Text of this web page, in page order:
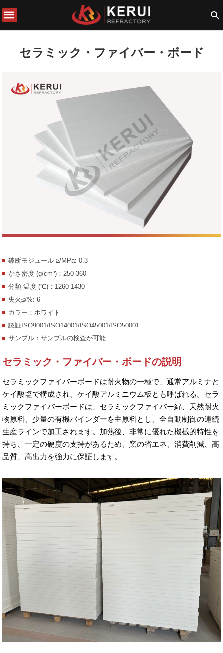
セラミック・ファイバー・ボード
破断モジュール ≥/MPa: 0.3
かさ密度 (g/cm³)：250-360
分類 温度 (℃)：1260-1430
失火≤/%: 6
カラー：ホワイト
認証ISO9001/ISO14001/ISO45001/ISO50001
サンプル：サンプルの検査が可能
セラミック・ファイバー・ボードの説明
セラミックファイバーボードは耐火物の一種で、通常アルミナと
ケイ酸塩で構成され、ケイ酸アルミニウム板とも呼ばれる。セラ
ミックファイバーボードは、セラミックファイバー綿、天然耐火
物原料、少量の有機バインダーを主原料とし、全自動制御の連続
生産ラインで加工されます。加熱後、非常に優れた機械的特性を
持ち、一定の硬度の支持があるため、窯の省エネ、消費削減、高
品質、高出力を強力に保証します。